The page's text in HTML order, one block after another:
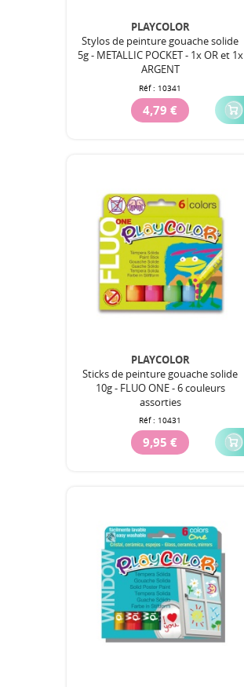
PLAYCOLOR
Stylos de peinture gouache solide
5g - METALLIC POCKET - 1x OR et 1x
ARGENT
Réf : 10341
4,79 €
PLAYCOLOR
Sticks de peinture gouache solide
10g - FLUO ONE - 6 couleurs
assorties
Réf : 10431
9,95 €